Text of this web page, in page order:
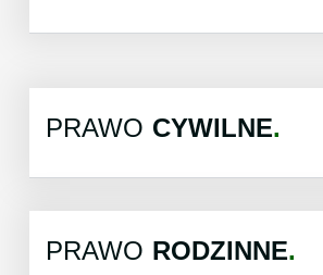
PRAWO CYWILNE
PRAWO RODZINNE